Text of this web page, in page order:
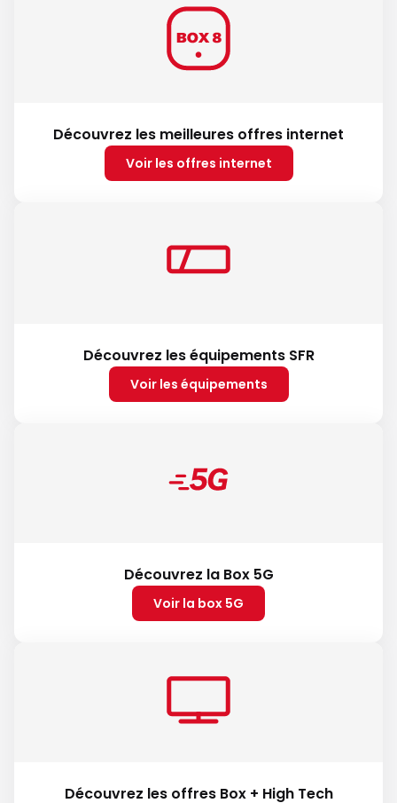
Découvrez les meilleures offres internet
Voir les offres internet
Découvrez les équipements SFR
Voir les équipements
Découvrez la Box 5G
Voir la box 5G
Découvrez les offres Box + High Tech